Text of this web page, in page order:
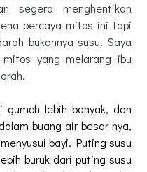
segera menghentikan
percaya mitos ini tapi
bukannya susu. Saya
yang melarang ibu
gumoh lebih banyak, dan
buang air besar nya,
bayi. Puting susu
buruk dari puting susu